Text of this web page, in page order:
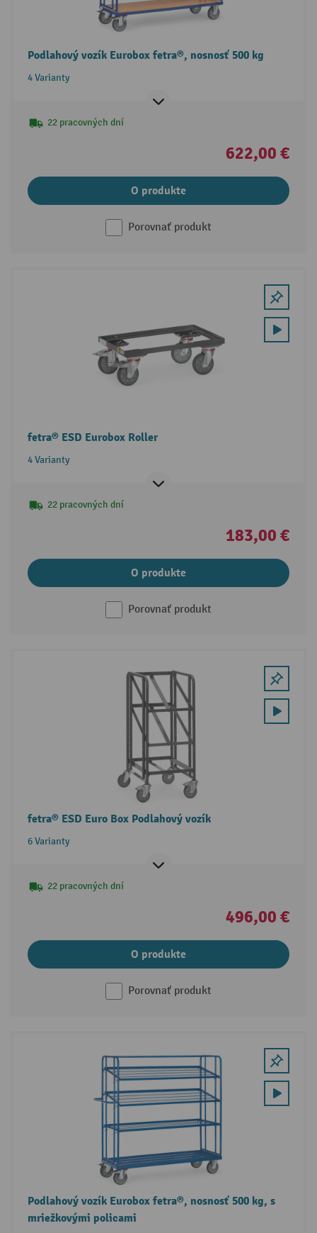
Podlahový vozík Eurobox fetra®, nosnosť 500 kg
4 Varianty
22 pracovných dní
622,00 €
O produkte
Porovnať produkt
fetra® ESD Eurobox Roller
4 Varianty
22 pracovných dní
183,00 €
O produkte
Porovnať produkt
fetra® ESD Euro Box Podlahový vozík
6 Varianty
22 pracovných dní
496,00 €
O produkte
Porovnať produkt
Podlahový vozík Eurobox fetra®, nosnosť 500 kg, s
mriežkovými policami